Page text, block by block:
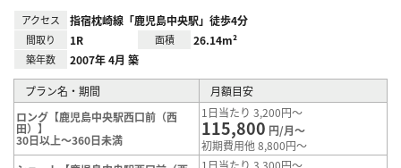
アクセス 指宿枕崎線「鹿児島中央駅」徒歩4分
間取り 1R 面積 26.14m²
築年数 2007年 4月 築
プラン名・期間
月額目安
ロング【鹿児島中央駅西口前（西
田）】
30日以上～360日未満
1日当たり 3,200円～
115,800 円/月～
初期費用他 8,800円～